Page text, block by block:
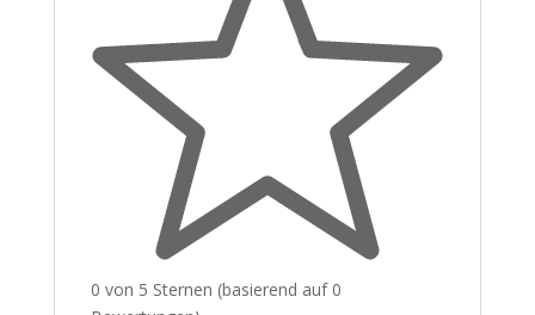
0 von 5 Sternen (basierend auf 0